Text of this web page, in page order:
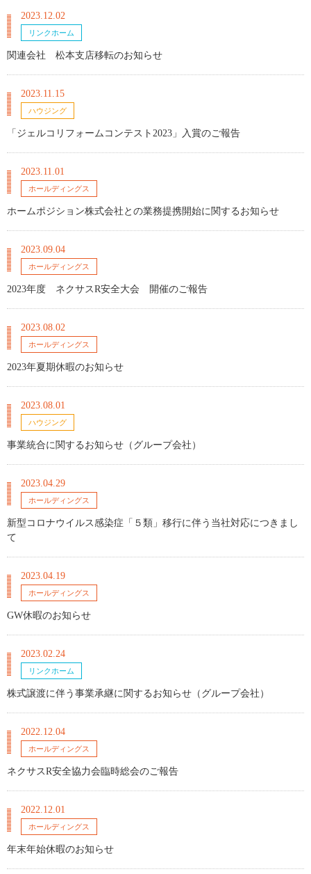
2023.12.02
リンクホーム
関連会社 松本支店移転のお知らせ
2023.11.15
ハウジング
「ジェルコリフォームコンテスト2023」入賞のご報告
2023.11.01
ホールディングス
ホームポジション株式会社との業務提携開始に関するお知らせ
2023.09.04
ホールディングス
2023年度 ネクサスR安全大会 開催のご報告
2023.08.02
ホールディングス
2023年夏期休暇のお知らせ
2023.08.01
ハウジング
事業統合に関するお知らせ（グループ会社）
2023.04.29
ホールディングス
新型コロナウイルス感染症「５類」移行に伴う当社対応につきまし
て
2023.04.19
ホールディングス
GW休暇のお知らせ
2023.02.24
リンクホーム
株式譲渡に伴う事業承継に関するお知らせ（グループ会社）
2022.12.04
ホールディングス
ネクサスR安全協力会臨時総会のご報告
2022.12.01
ホールディングス
年末年始休暇のお知らせ